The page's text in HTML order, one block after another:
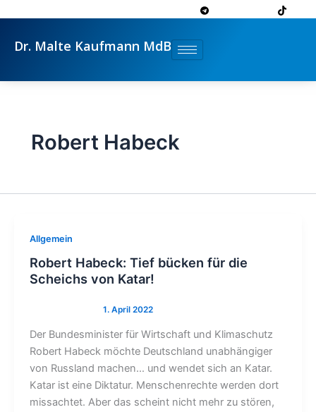
springen
Dr. Malte Kaufmann MdB
Robert Habeck
Allgemein
Robert Habeck: Tief bücken für die
Scheichs von Katar!
Der Bundesminister für Wirtschaft und Klimaschutz
Robert Habeck möchte Deutschland unabhängiger
von Russland machen… und wendet sich an Katar.
Katar ist eine Diktatur. Menschenrechte werden dort
missachtet. Aber das scheint nicht mehr zu stören,